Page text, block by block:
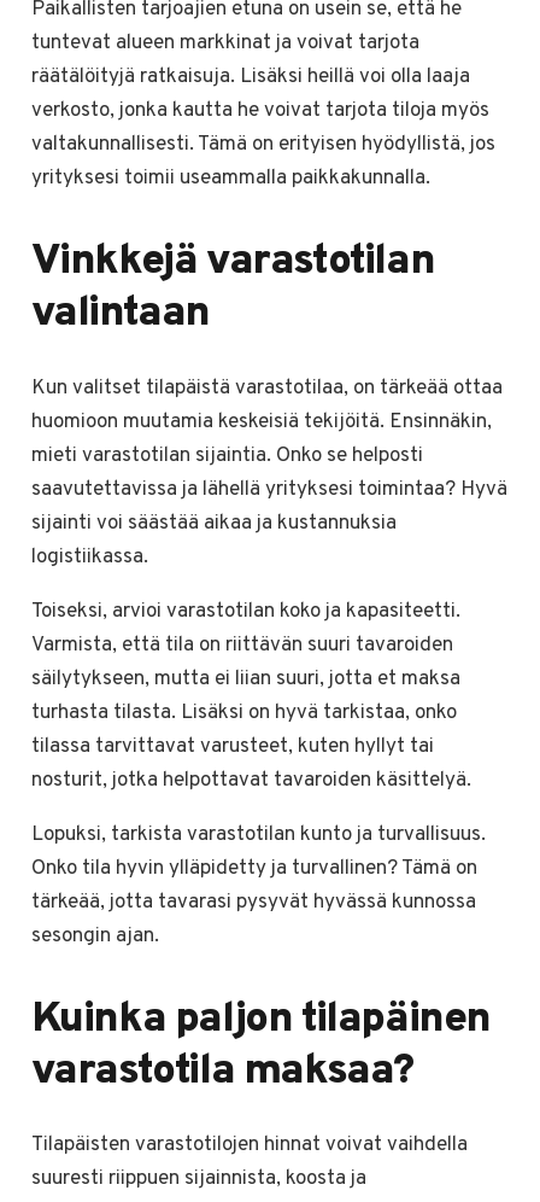
Paikallisten tarjoajien etuna on usein se, että he
tuntevat alueen markkinat ja voivat tarjota
räätälöityjä ratkaisuja. Lisäksi heillä voi olla laaja
verkosto, jonka kautta he voivat tarjota tiloja myös
valtakunnallisesti. Tämä on erityisen hyödyllistä, jos
yrityksesi toimii useammalla paikkakunnalla.
Vinkkejä varastotilan
valintaan
Kun valitset tilapäistä varastotilaa, on tärkeää ottaa
huomioon muutamia keskeisiä tekijöitä. Ensinnäkin,
mieti varastotilan sijaintia. Onko se helposti
saavutettavissa ja lähellä yrityksesi toimintaa? Hyvä
sijainti voi säästää aikaa ja kustannuksia
logistiikassa.
Toiseksi, arvioi varastotilan koko ja kapasiteetti.
Varmista, että tila on riittävän suuri tavaroiden
säilytykseen, mutta ei liian suuri, jotta et maksa
turhasta tilasta. Lisäksi on hyvä tarkistaa, onko
tilassa tarvittavat varusteet, kuten hyllyt tai
nosturit, jotka helpottavat tavaroiden käsittelyä.
Lopuksi, tarkista varastotilan kunto ja turvallisuus.
Onko tila hyvin ylläpidetty ja turvallinen? Tämä on
tärkeää, jotta tavarasi pysyvät hyvässä kunnossa
sesongin ajan.
Kuinka paljon tilapäinen
varastotila maksaa?
Tilapäisten varastotilojen hinnat voivat vaihdella
suuresti riippuen sijainnista, koosta ja